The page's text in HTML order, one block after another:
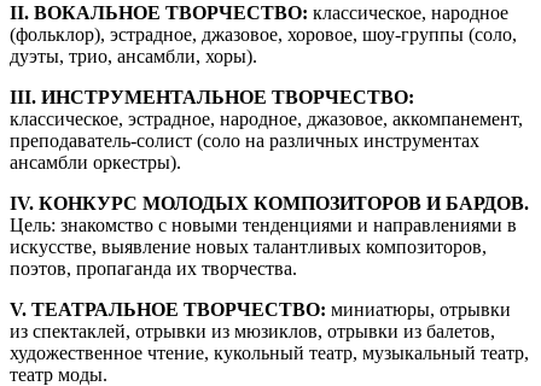
II. ВОКАЛЬНОЕ ТВОРЧЕСТВО: классическое, народное
(фольклор), эстрадное, джазовое, хоровое, шоу-группы (соло,
дуэты, трио, ансамбли, хоры).
III. ИНСТРУМЕНТАЛЬНОЕ ТВОРЧЕСТВО:
классическое, эстрадное, народное, джазовое, аккомпанемент,
преподаватель-солист (соло на различных инструментах
ансамбли оркестры).
IV. КОНКУРС МОЛОДЫХ КОМПОЗИТОРОВ И БАРДОВ.
Цель: знакомство с новыми тенденциями и направлениями в
искусстве, выявление новых талантливых композиторов,
поэтов, пропаганда их творчества.
V. ТЕАТРАЛЬНОЕ ТВОРЧЕСТВО: миниатюры, отрывки
из спектаклей, отрывки из мюзиклов, отрывки из балетов,
художественное чтение, кукольный театр, музыкальный театр,
театр моды.